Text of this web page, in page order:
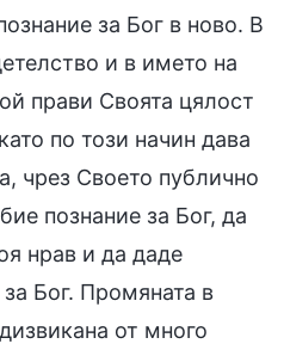
за Бог в ново. В
и в името на
прави Своята цялост
по този начин дава
чрез Своето публично
познание за Бог, да
нрав и да даде
Бог. Промяната в
от много